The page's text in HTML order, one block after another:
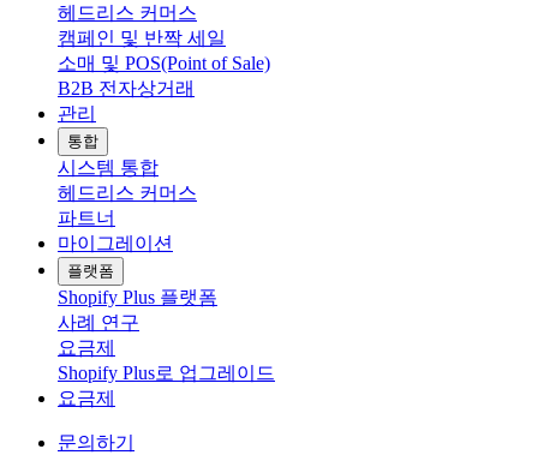
헤드리스 커머스
캠페인 및 반짝 세일
소매 및 POS(Point of Sale)
B2B 전자상거래
관리
통합
시스템 통합
헤드리스 커머스
파트너
마이그레이션
플랫폼
Shopify Plus 플랫폼
사례 연구
요금제
Shopify Plus로 업그레이드
요금제
문의하기